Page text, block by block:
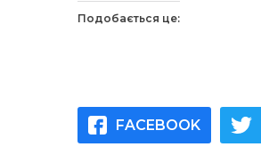
Подобається це:
FACEBOOK